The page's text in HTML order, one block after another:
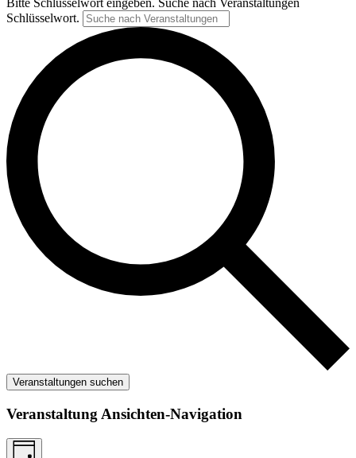
Bitte Schlüsselwort eingeben. Suche nach Veranstaltungen
Schlüsselwort.
Veranstaltungen suchen
Veranstaltung Ansichten-Navigation